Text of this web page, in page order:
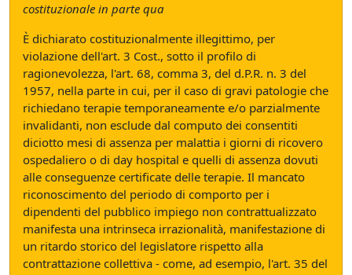
costituzionale in parte qua
È dichiarato costituzionalmente illegittimo, per
violazione dell'art. 3 Cost., sotto il profilo di
ragionevolezza, l'art. 68, comma 3, del d.P.R. n. 3 del
1957, nella parte in cui, per il caso di gravi patologie che
richiedano terapie temporaneamente e/o parzialmente
invalidanti, non esclude dal computo dei consentiti
diciotto mesi di assenza per malattia i giorni di ricovero
ospedaliero o di day hospital e quelli di assenza dovuti
alle conseguenze certificate delle terapie. Il mancato
riconoscimento del periodo di comporto per i
dipendenti del pubblico impiego non contrattualizzato
manifesta una intrinseca irrazionalità, manifestazione di
un ritardo storico del legislatore rispetto alla
contrattazione collettiva - come, ad esempio, l'art. 35 del